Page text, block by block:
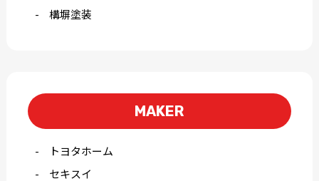
構塀塗装
MAKER
トヨタホーム
セキスイ